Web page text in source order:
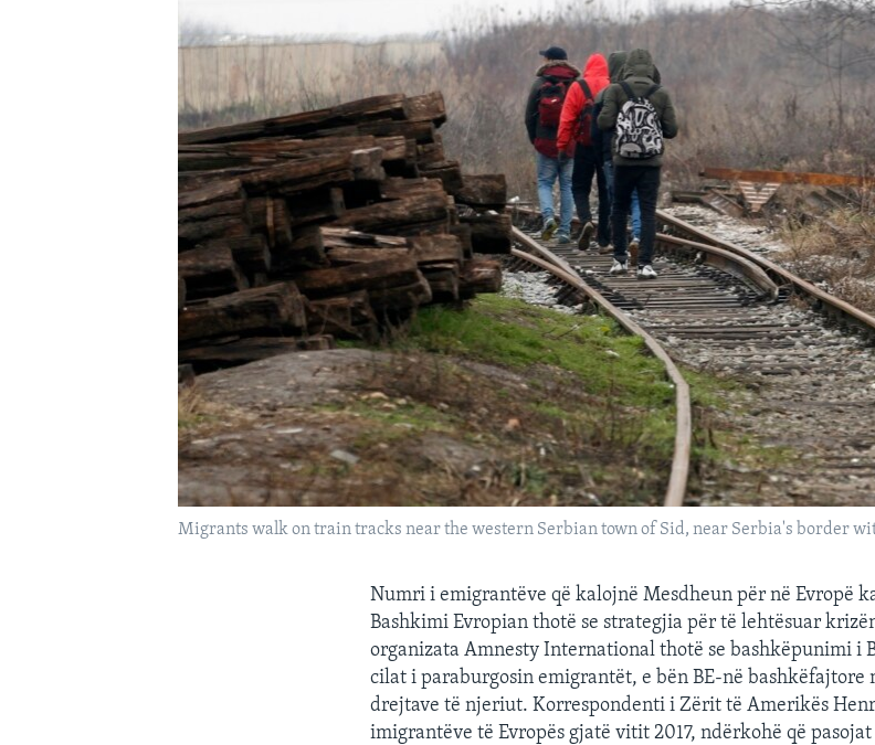
Migrants walk on train tracks near the western Serbian town of Sid, near Serbia's border
Numri i emigrantëve që kalojnë Mesdheun për në Evropë
Bashkimi Evropian thotë se strategjia për të lehtësuar
organizata Amnesty International thotë se bashkëpunimi i
cilat i paraburgosin emigrantët, e bën BE-në bashkëfajtore
drejtave të njeriut. Korrespondenti i Zërit të Amerikës
imigrantëve të Evropës gjatë vitit 2017, ndërkohë që